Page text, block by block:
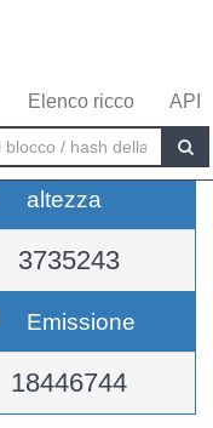
Elenco ricco API
altezza
3735243
Emissione
18446744